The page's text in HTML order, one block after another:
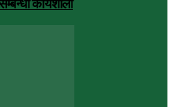
कार्यशाला